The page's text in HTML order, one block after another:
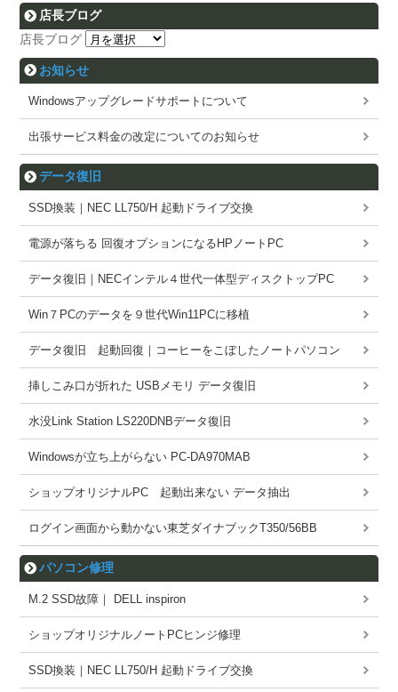
店長ブログ
店長ブログ
お知らせ
Windowsアップグレードサポートについて
出張サービス料金の改定についてのお知らせ
データ復旧
SSD換装｜NEC LL750/H 起動ドライブ交換
電源が落ちる 回復オプションになるHPノートPC
データ復旧｜NECインテル４世代一体型ディスクトップPC
Win７PCのデータを９世代Win11PCに移植
データ復旧 起動回復｜コーヒーをこぼしたノートパソコン
挿しこみ口が折れた USBメモリ データ復旧
水没Link Station LS220DNBデータ復旧
Windowsが立ち上がらない PC-DA970MAB
ショップオリジナルPC 起動出来ない データ抽出
ログイン画面から動かない東芝ダイナブックT350/56BB
パソコン修理
M.2 SSD故障｜ DELL inspiron
ショップオリジナルノートPCヒンジ修理
SSD換装｜NEC LL750/H 起動ドライブ交換